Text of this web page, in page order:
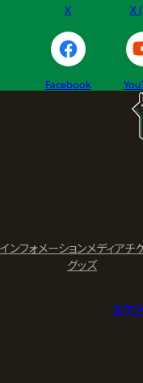
X X
Facebook
インフォメーションメディアチ
グッズ
スケ